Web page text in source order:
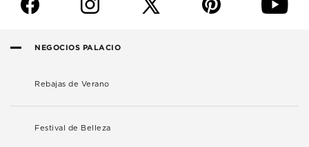
f i p y
NEGOCIOS PALACIO
Rebajas de Verano
Festival de Belleza